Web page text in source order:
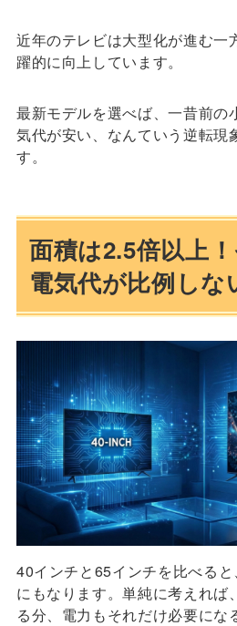
近年のテレビは大型化が進む一
躍的に向上しています。
最新モデルを選べば、一昔前の
気代が安い、なんていう逆転現
す。
面積は2.5倍以上
電気代が比例しな
40インチと65インチを比べる
にもなります。単純に考えれば
る分、電力もそれだけ必要にな